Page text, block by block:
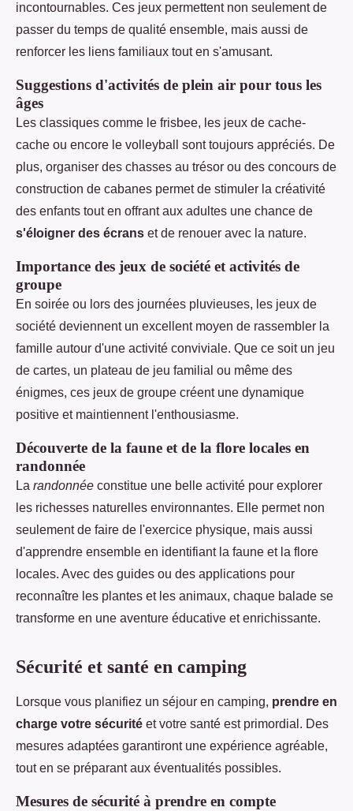
incontournables. Ces jeux permettent non seulement de
passer du temps de qualité ensemble, mais aussi de
renforcer les liens familiaux tout en s'amusant.
Suggestions d'activités de plein air pour tous les
âges
Les classiques comme le frisbee, les jeux de cache-
cache ou encore le volleyball sont toujours appréciés. De
plus, organiser des chasses au trésor ou des concours de
construction de cabanes permet de stimuler la créativité
des enfants tout en offrant aux adultes une chance de
s'éloigner des écrans et de renouer avec la nature.
Importance des jeux de société et activités de
groupe
En soirée ou lors des journées pluvieuses, les jeux de
société deviennent un excellent moyen de rassembler la
famille autour d'une activité conviviale. Que ce soit un jeu
de cartes, un plateau de jeu familial ou même des
énigmes, ces jeux de groupe créent une dynamique
positive et maintiennent l'enthousiasme.
Découverte de la faune et de la flore locales en
randonnée
La randonnée constitue une belle activité pour explorer
les richesses naturelles environnantes. Elle permet non
seulement de faire de l'exercice physique, mais aussi
d'apprendre ensemble en identifiant la faune et la flore
locales. Avec des guides ou des applications pour
reconnaître les plantes et les animaux, chaque balade se
transforme en une aventure éducative et enrichissante.
Sécurité et santé en camping
Lorsque vous planifiez un séjour en camping, prendre en
charge votre sécurité et votre santé est primordial. Des
mesures adaptées garantiront une expérience agréable,
tout en se préparant aux éventualités possibles.
Mesures de sécurité à prendre en compte